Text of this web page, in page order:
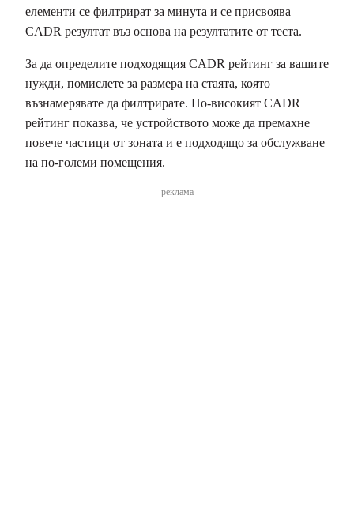
елементи се филтрират за минута и се присвоява
CADR резултат въз основа на резултатите от теста.
За да определите подходящия CADR рейтинг за вашите
нужди, помислете за размера на стаята, която
възнамерявате да филтрирате. По-високият CADR
рейтинг показва, че устройството може да премахне
повече частици от зоната и е подходящо за обслужване
на по-големи помещения.
реклама